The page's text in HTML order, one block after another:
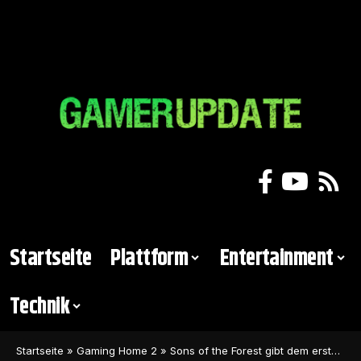
Startseite Plattform
Entertainment
Technik
Startseite » Gaming Home 2 » Sons of the Forest gibt dem ersten Teil einen Verkaufsboost von 150%